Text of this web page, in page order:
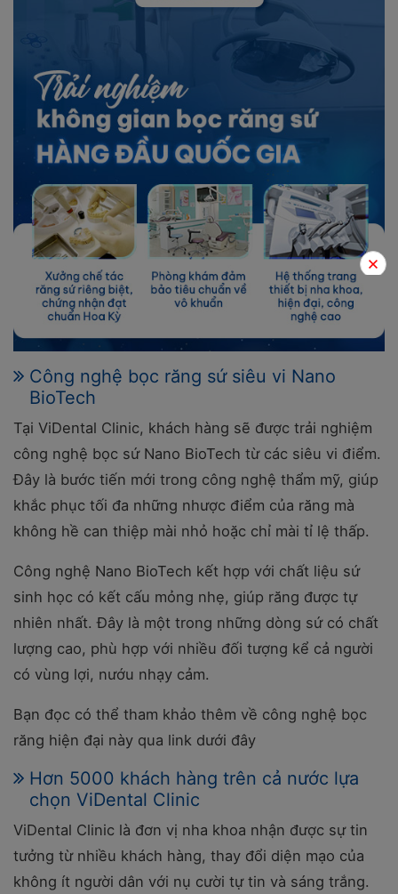
Công nghệ bọc răng sứ siêu vi Nano
BioTech
Tại ViDental Clinic, khách hàng sẽ được trải nghiệm
công nghệ bọc sứ Nano BioTech từ các siêu vi điểm.
Đây là bước tiến mới trong công nghệ thẩm mỹ, giúp
khắc phục tối đa những nhược điểm của răng mà
không hề can thiệp mài nhỏ hoặc chỉ mài tỉ lệ thấp.
Công nghệ Nano BioTech kết hợp với chất liệu sứ
sinh học có kết cấu mỏng nhẹ, giúp răng được tự
nhiên nhất. Đây là một trong những dòng sứ có chất
lượng cao, phù hợp với nhiều đối tượng kể cả người
có vùng lợi, nướu nhạy cảm.
Bạn đọc có thể tham khảo thêm về công nghệ bọc
răng hiện đại này qua link dưới đây
Hơn 5000 khách hàng trên cả nước lựa
chọn ViDental Clinic
ViDental Clinic là đơn vị nha khoa nhận được sự tin
tưởng từ nhiều khách hàng, thay đổi diện mạo của
không ít người dân với nụ cười tự tin và sáng trắng.